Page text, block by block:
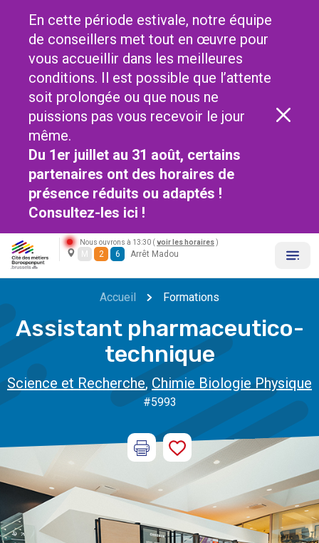
En cette période estivale, notre équipe
de conseillers met tout en œuvre pour
vous accueillir dans les meilleures
conditions. Il est possible que l’attente
soit prolongée ou que nous ne
puissions pas vous recevoir le jour
même.
Du 1er juillet au 31 août, certains
partenaires ont des horaires de
présence réduits ou adaptés !
Consultez-les ici !
Nous ouvrons à 13:30 ( voir les horaires )
M 2 6 Arrêt Madou
Accueil Formations
Assistant pharmaceutico-
technique
Science et Recherche, Chimie Biologie Physique
#5993